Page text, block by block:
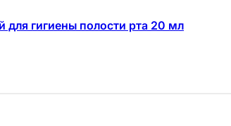
гигиены полости рта 20 мл